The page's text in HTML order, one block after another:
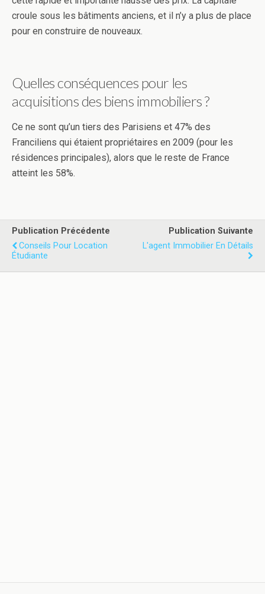
croule sous les bâtiments anciens, et il n’y a plus de place
pour en construire de nouveaux.
Quelles conséquences pour les
acquisitions des biens immobiliers ?
Ce ne sont qu’un tiers des Parisiens et 47% des
Franciliens qui étaient propriétaires en 2009 (pour les
résidences principales), alors que le reste de France
atteint les 58%.
Publication Précédente
Conseils Pour Location
Étudiante
Publication Suivante
L'agent Immobilier En Détails